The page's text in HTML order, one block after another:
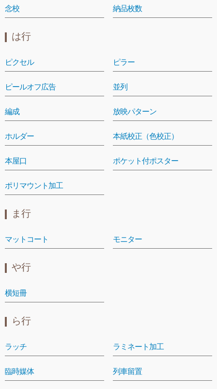
念校 納品枚数
は行
ピクセル ピラー
ピールオフ広告 並列
編成 放映パターン
ホルダー 本紙校正（色校正）
本屋口 ポケット付ポスター
ポリマウント加工
ま行
マットコート モニター
や行
横短冊
ら行
ラッチ ラミネート加工
臨時媒体 列車留置